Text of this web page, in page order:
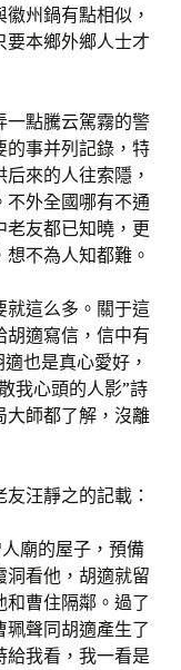
州鍋有點相似，
要本鄉外鄉人士才
一點騰云駕霧的警
的事并列記錄，特
來的人往索隱，
不外全國哪有不通
老友都已知曉，更
不為人知都難。
就這么多。關于這
胡適寫信，信中有
也是真心愛好，
我心頭的人影”詩
大師都了解，沒離
汪靜之的記載：
廟的屋子，預備
洞看他，胡適就留
曹住隔鄰。過了
聲同胡適產生了
給我看，我一看是